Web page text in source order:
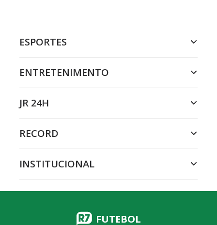
ESPORTES
ENTRETENIMENTO
JR 24H
RECORD
INSTITUCIONAL
FUTEBOL